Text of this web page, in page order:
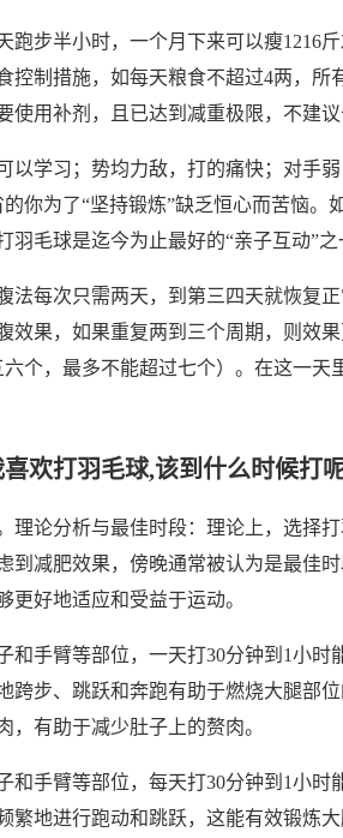
跑步半小时，一个月下来可以瘦1216
控制措施，如每天粮食不超过4两，
使用补剂，且已达到减重极限，不建议
以学习；势均力敌，打的痛快；对手
的你为了“坚持锻炼”缺乏恒心而苦恼
毛球是迄今为止最好的“亲子互动”之
法每次只需两天，到第三四天就恢复
效果，如果重复两到三个周期，则效
个，最多不能超过七个）。在这一
欢打羽毛球,该到什么时候打
理论分析与最佳时段：理论上，选择
到减肥效果，傍晚通常被认为是最佳
更好地适应和受益于运动。
和手臂等部位，一天打30分钟到1小时
跨步、跳跃和奔跑有助于燃烧大腿部
，有助于减少肚子上的赘肉。
和手臂等部位，每天打30分钟到1小时
繁地进行跑动和跳跃，这能有效锻炼